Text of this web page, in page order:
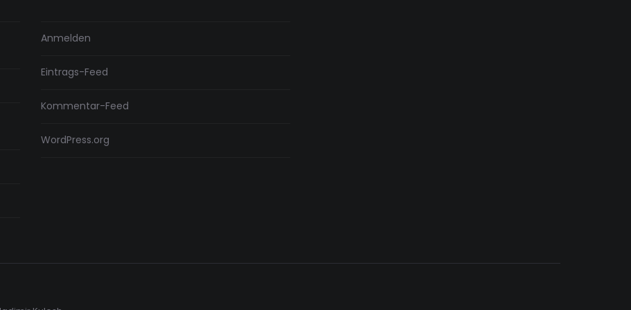
Anmelden
Eintrags-Feed
Kommentar-Feed
WordPress.org